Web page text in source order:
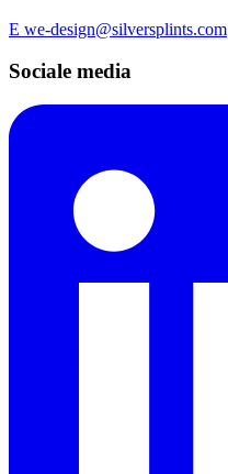
E we-design@silversplints.com
Sociale media